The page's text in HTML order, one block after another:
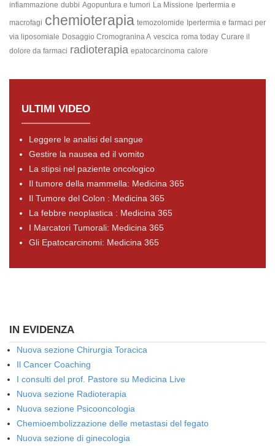
infiammazione dubbi Agopuntura e tumori La Missione Ipertermia e
macrofagi chemioterapia temozolomide Ipertermia e farmaci per
via liposomiale Dosaggio Cromogranina A vescica roma today Curare il
dolore da farmaci radioterapia epatocarcinoma calore
ULTIMI VIDEO
Leggere le analisi del sangue
Gestire la nausea ed il vomito
La stipsi nel paziente oncologico
Il tumore della mammella: Medicina 365
Il Tumore del Colon : Medicina 365
La febbre neoplastica : Medicina 365
I Marcatori Tumorali: Medicina 365
Gli Epatocarcinomi: Medicina 365
IN EVIDENZA
Nuova sezione Chirurgia Toracica
Il Cancer Coaching
I consulti del prof. Pastore su Medicina Live
Nuova sezione Radioterapia
Nuova sezione Psicooncologia
Chemioembolizzazione delle metastasi del fegato
Nuova sezione di ginecologia